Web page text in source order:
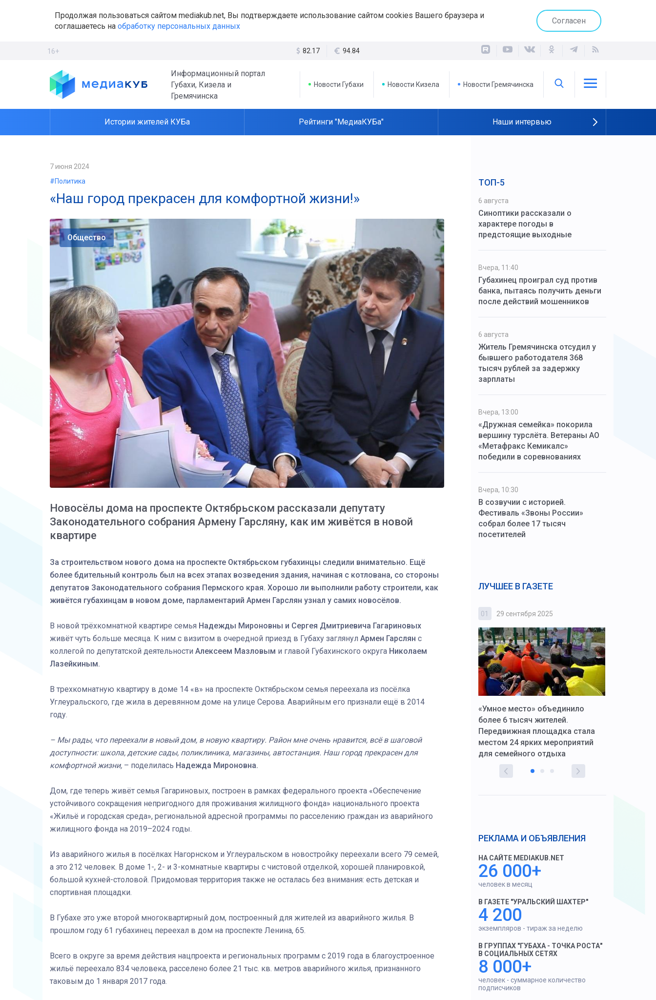
Продолжая пользоваться сайтом mediakub.net, Вы подтверждаете использование сайтом cookies Вашего браузера и
соглашаетесь на обработку персональных данных
Согласен
16+ 82.17 94.84
Информационный портал
Губахи, Кизела и
Гремячинска
Новости Губахи Новости Кизела Новости Гремячинска
Истории жителей КУБа Рейтинги "МедиаКУБа" Наши интервью
7 июня 2024
#Политика
«Наш город прекрасен для комфортной жизни!»
Общество
Новосёлы дома на проспекте Октябрьском рассказали депутату
Законодательного собрания Армену Гарсляну, как им живётся в новой
квартире
За строительством нового дома на проспекте Октябрьском губахинцы следили внимательно. Ещё
более бдительный контроль был на всех этапах возведения здания, начиная с котлована, со стороны
депутатов Законодательного собрания Пермского края. Хорошо ли выполнили работу строители, как
живётся губахинцам в новом доме, парламентарий Армен Гарслян узнал у самих новосёлов.
В новой трёхкомнатной квартире семья Надежды Мироновны и Сергея Дмитриевича Гагариновых
живёт чуть больше месяца. К ним с визитом в очередной приезд в Губаху заглянул Армен Гарслян с
коллегой по депутатской деятельности Алексеем Мазловым и главой Губахинского округа Николаем
Лазейкиным.
В трехкомнатную квартиру в доме 14 «в» на проспекте Октябрьском семья переехала из посёлка
Углеуральского, где жила в деревянном доме на улице Серова. Аварийным его признали ещё в 2014
году.
– Мы рады, что переехали в новый дом, в новую квартиру. Район мне очень нравится, всё в шаговой
доступности: школа, детские сады, поликлиника, магазины, автостанция. Наш город прекрасен для
комфортной жизни, – поделилась Надежда Мироновна.
Дом, где теперь живёт семья Гагариновых, построен в рамках федерального проекта «Обеспечение
устойчивого сокращения непригодного для проживания жилищного фонда» национального проекта
«Жильё и городская среда», региональной адресной программы по расселению граждан из аварийного
жилищного фонда на 2019–2024 годы.
Из аварийного жилья в посёлках Нагорнском и Углеуральском в новостройку переехали всего 79 семей,
а это 212 человек. В доме 1-, 2- и 3-комнатные квартиры с чистовой отделкой, хорошей планировкой,
большой кухней-столовой. Придомовая территория также не осталась без внимания: есть детская и
спортивная площадки.
В Губахе это уже второй многоквартирный дом, построенный для жителей из аварийного жилья. В
прошлом году 61 губахинец переехал в дом на проспекте Ленина, 65.
Всего в округе за время действия нацпроекта и региональных программ с 2019 года в благоустроенное
жильё переехало 834 человека, расселено более 21 тыс. кв. метров аварийного жилья, признанного
таковым до 1 января 2017 года.
ТОП-5
6 августа
Синоптики рассказали о
характере погоды в
предстоящие выходные
Вчера, 11:40
Губахинец проиграл суд против
банка, пытаясь получить деньги
после действий мошенников
6 августа
Житель Гремячинска отсудил у
бывшего работодателя 368
тысяч рублей за задержку
зарплаты
Вчера, 13:00
«Дружная семейка» покорила
вершину турслёта. Ветераны АО
«Метафракс Кемикалс»
победили в соревнованиях
Вчера, 10:30
В созвучии с историей.
Фестиваль «Звоны России»
собрал более 17 тысяч
посетителей
ЛУЧШЕЕ В ГАЗЕТЕ
Штурмовик огня. Казак Алексей
реальностью свою детскую
мечту
01 29 сентября 2025
«Умное место» объединило
более 6 тысяч жителей.
Передвижная площадка стала
местом 24 ярких мероприятий
для семейного отдыха
РЕКЛАМА И ОБЪЯВЛЕНИЯ
НА САЙТЕ MEDIAKUB.NET
26 000+
человек в месяц
В ГАЗЕТЕ "УРАЛЬСКИЙ ШАХТЕР"
4 200
экземпляров - тираж за неделю
В ГРУППАХ "ГУБАХА - ТОЧКА РОСТА"
В СОЦИАЛЬНЫХ СЕТЯХ
8 000+
человек - суммарное количество
подписчиков